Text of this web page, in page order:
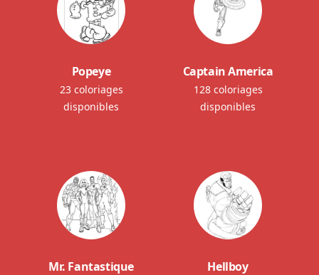
Popeye
23 coloriages
disponibles
Captain America
128 coloriages
disponibles
Mr. Fantastique Hellboy